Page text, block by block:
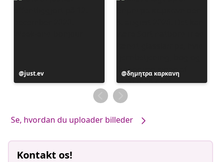
Opslag
offentliggjort
just.ev
Opslag
offentliggjort
af
δημητρα καρκανη
Se, hvordan du uploader billeder
Kontakt os!